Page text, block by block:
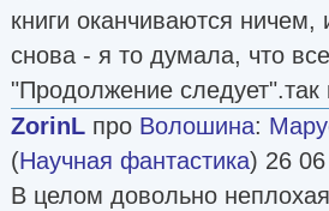
книги оканчиваются
снова - я то думала, что
"Продолжение следует".так
ZorinL про Волошина:
(Научная фантастика) 26 06
В целом довольно